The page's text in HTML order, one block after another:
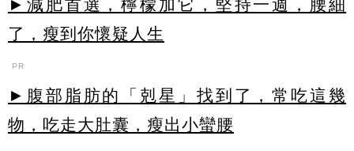
►減肥首選，檸檬加它，堅持一週，腰細
了，瘦到你懷疑人生
PR
►腹部脂肪的「剋星」找到了，常吃這幾
物，吃走大肚囊，瘦出小蠻腰